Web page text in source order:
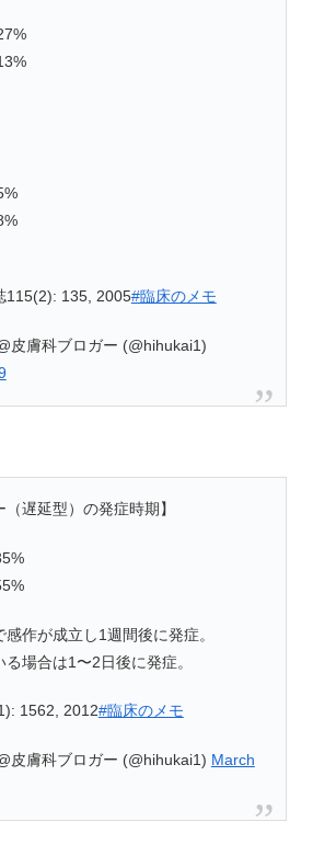
115(2): 135, 2005#臨床のメモ
皮膚科ブロガー (@hihukai1)
（遅延型）の発症時期】
作が成立し1週間後に発症。
場合は1〜2日後に発症。
1562, 2012#臨床のメモ
皮膚科ブロガー (@hihukai1) March